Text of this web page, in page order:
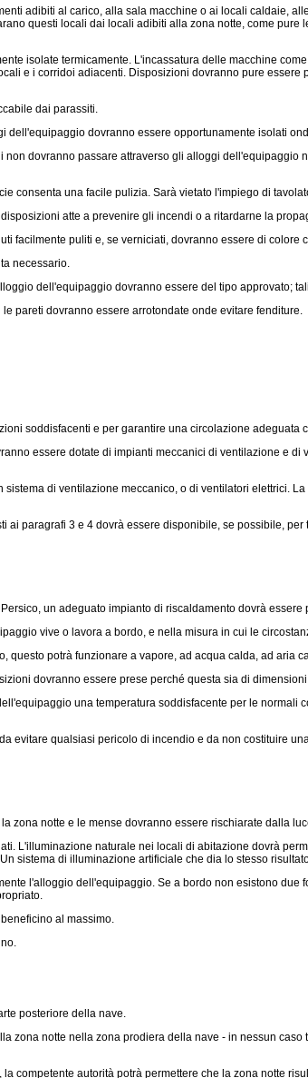
adibiti al carico, alla sala macchine o ai locali caldaie,
questi locali dai locali adibiti alla zona notte, come
isolate termicamente. L'incassatura delle macchine
e i corridoi adiacenti. Disposizioni dovranno pure
dai parassiti.
dovranno essere opportunamente isolati
dovranno passare attraverso gli alloggi dell'equipaggio
consenta una facile pulizia. Sarà vietato l'impiego di
atte a prevenire gli incendi o a ritardarne la
puliti e, se verniciati, dovranno essere di colore
necessario.
dell'equipaggio dovranno essere del tipo approvato;
pareti dovranno essere arrotondate onde evitare fenditure.
soddisfacenti e per garantire una circolazione adeguata
essere dotate di impianti meccanici di ventilazione e
di ventilazione meccanico, o di ventilatori elettrici.
paragrafi 3 e 4 dovrà essere disponibile, se possibile,
un adeguato impianto di riscaldamento dovrà
vive o lavora a bordo, e nella misura in cui le
potrà funzionare a vapore, ad acqua calda, ad aria
dovranno essere prese perché questa sia di
una temperatura soddisfacente per le
qualsiasi pericolo di incendio e da non costituire
notte e le mense dovranno essere rischiarate dalla
L'illuminazione naturale nei locali di abitazione dovrà
sistema di illuminazione artificiale che dia lo stesso
l'alloggio dell'equipaggio. Se a bordo non esistono
al massimo.
posteriore della nave.
notte nella zona prodiera della nave - in nessun
autorità potrà permettere che la zona notte